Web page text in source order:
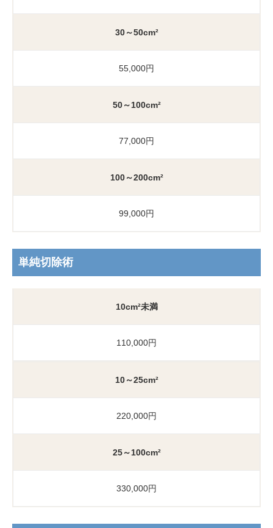
30～50cm²
55,000円
50～100cm²
77,000円
100～200cm²
99,000円
単純切除術
10cm²未満
110,000円
10～25cm²
220,000円
25～100cm²
330,000円